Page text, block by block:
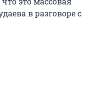
в разговоре с